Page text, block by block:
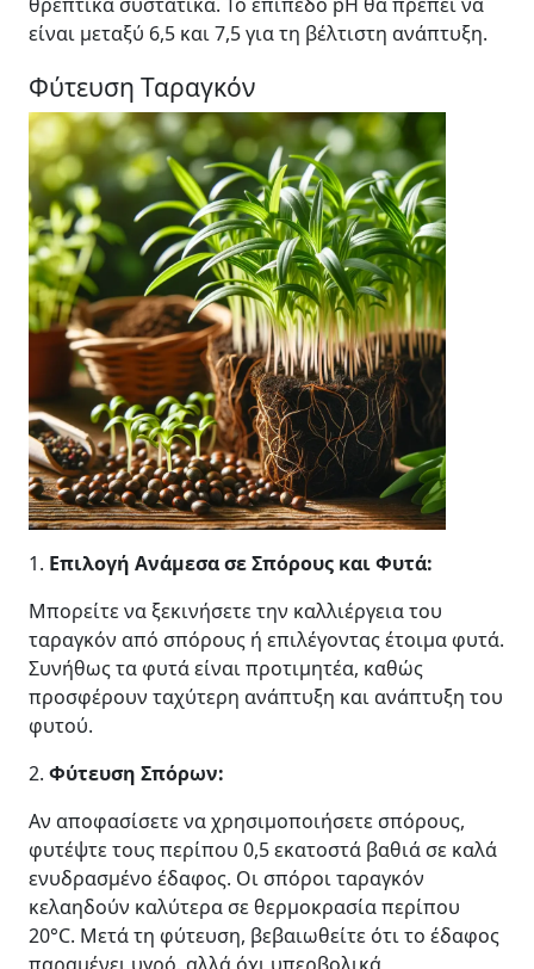
είναι μεταξύ 6,5 και 7,5 για τη βέλτιστη ανάπτυξη.
Φύτευση Ταραγκόν
1. Επιλογή Ανάμεσα σε Σπόρους και Φυτά:
Μπορείτε να ξεκινήσετε την καλλιέργεια του
ταραγκόν από σπόρους ή επιλέγοντας έτοιμα φυτά.
Συνήθως τα φυτά είναι προτιμητέα, καθώς
προσφέρουν ταχύτερη ανάπτυξη και ανάπτυξη του
φυτού.
2. Φύτευση Σπόρων:
Αν αποφασίσετε να χρησιμοποιήσετε σπόρους,
φυτέψτε τους περίπου 0,5 εκατοστά βαθιά σε καλά
ενυδρασμένο έδαφος. Οι σπόροι ταραγκόν
κελαηδούν καλύτερα σε θερμοκρασία περίπου
20°C. Μετά τη φύτευση, βεβαιωθείτε ότι το έδαφος